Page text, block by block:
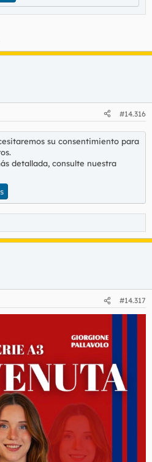
#14.316
su consentimiento para
detallada, consulte nuestra
#14.317